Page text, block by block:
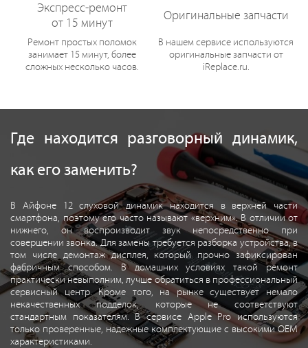
Экспресс-ремонт
от 15 минут
Ремонт простых поломок
занимает 15 минут, более
сложных несколько часов.
Оригинальные запчасти
В нашем сервисе используются
оригинальные запчасти от
iReplace.ru.
Где находится разговорный динамик,
как его заменить?
В Айфоне 12 слуховой динамик находится в верхней части
смартфона, поэтому его часто называют «верхним». В отличии от
нижнего, он воспроизводит звук непосредственно при
совершении звонка. Для замены требуется разборка устройства, в
том числе демонтаж дисплея, который прочно зафиксирован
фабричным способом. В домашних условиях такой ремонт
практически невыполним, лучше обратиться в профессиональный
сервисный центр. Кроме того, на рынке существует немало
некачественных подделок, которые не соответствуют
стандартным показателям. В сервисе Apple Pro используются
только проверенные, надежные комплектующие с высокими OEM
характеристиками.